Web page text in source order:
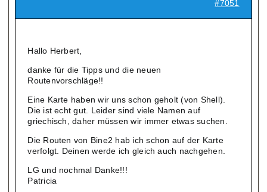
#7051
Hallo Herbert,
danke für die Tipps und die neuen
Routenvorschläge!!
Eine Karte haben wir uns schon geholt (von Shell).
Die ist echt gut. Leider sind viele Namen auf
griechisch, daher müssen wir immer etwas suchen.
Die Routen von Bine2 hab ich schon auf der Karte
verfolgt. Deinen werde ich gleich auch nachgehen.
LG und nochmal Danke!!!
Patricia